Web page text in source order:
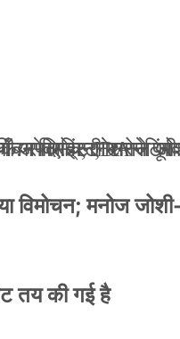
सेलिब्रिटी
अपदस्थ, JDA ने
किया विमोचन; मनोज
गए इंटरनेशनल
विमोचन; मनोज
तय की गई है